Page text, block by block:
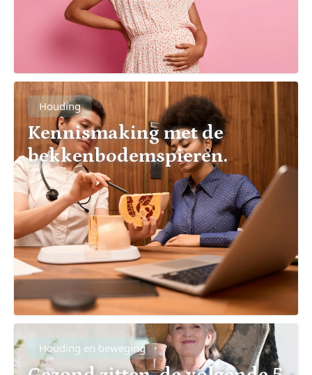
Houding
Kennismaking met de
bekkenbodemspieren.
Houding en beweging